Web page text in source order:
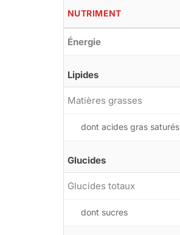
NUTRIMENT
Énergie
Lipides
Matières grasses
dont acides gras saturés
Glucides
Glucides totaux
dont sucres